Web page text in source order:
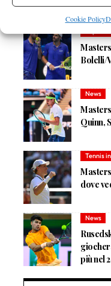
Cookie Policy
Bolelli/
News
Quinn,
Tennis
dove
News
più nel